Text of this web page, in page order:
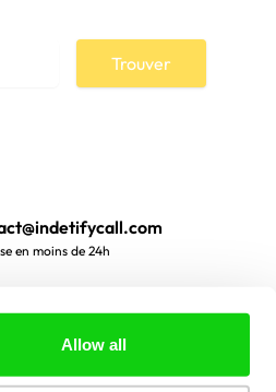
Allow all
Trouver
en moins de 24h